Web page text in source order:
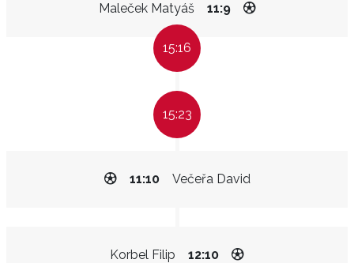
Maleček Matyáš 11:9
15:16
15:23
Večeřa David
11:10
Korbel Filip 12:10